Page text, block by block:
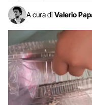
A cura di Valerio